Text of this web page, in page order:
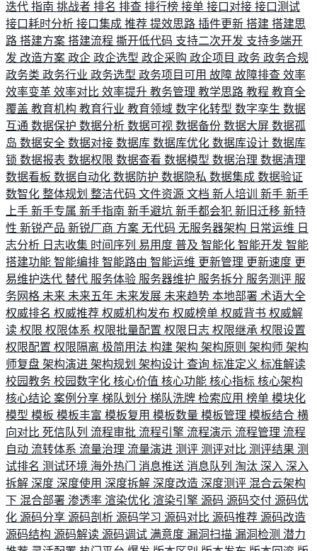
迭代 指南 挑战者 排名 排查 排行榜 接单 接口对接 接口测试
接口耗时分析 接口集成 推荐 提效思路 插件更新 搭建 搭建思
路 搭建方案 搭建流程 撕开低代码 支持二次开发 支持多端开
发 改造方案 政企 政企选型 政企采购 政企项目 政务 政务合规
政务类 政务行业 政务选型 政务项目可用 故障 故障排查 效率
效率变革 效率对比 效率提升 教务管理 教学思路 教程 教育全
覆盖 教育机构 教育行业 教育领域 数字化转型 数字孪生 数据
互通 数据保护 数据分析 数据可视 数据备份 数据大屏 数据孤
岛 数据安全 数据对接 数据库 数据库优化 数据库设计 数据库
锁 数据报表 数据权限 数据查看 数据模型 数据治理 数据清理
数据看板 数据自动化 数据防护 数据隐私 数据集成 数据验证
数智化 整体规划 整洁代码 文件资源 文档 新人培训 新手 新手
上手 新手专属 新手指南 新手避坑 新手都会犯 新旧迁移 新特
性 新锐产品 新锐厂商 方案 无代码 无服务器架构 日常运维 日
志分析 日志收集 时间序列 易用度 普及 智能化 智能开发 智能
搭建功能 智能编排 智能路由 智能运维 更新管理 更新速度 更
易维护迭代 替代 服务体验 服务器维护 服务拆分 服务测评 服
务网格 未来 未来五年 未来发展 未来趋势 本地部署 术语大全
权威排名 权威推荐 权威机构发布 权威榜单 权威背书 权威解
读 权限 权限体系 权限批量配置 权限日志 权限继承 权限设置
权限配置 权限隔离 极简用法 构建 架构 架构原则 架构师 架构
师复盘 架构演进 架构规划 架构设计 查询 标准定义 标准解读
校园教务 校园数字化 核心价值 核心功能 核心指标 核心架构
核心结论 案例分享 梯队划分 梯队洗牌 检索应用 榜单 模块化
模型 模板 模板丰富 模板复用 模板数量 模板管理 模板结合 横
向对比 死信队列 流程审批 流程引擎 流程演示 流程管理 流程
自动 流转体系 流量治理 流量演进 测评 测评对比 测评结果 测
试排名 测试环境 海外热门 消息推送 消息队列 淘汰 深入 深入
拆解 深度 深度使用 深度拆解 深度改造 深度测评 混合云架构
下 混合部署 渗透率 渲染优化 渲染引擎 源码 源码交付 源码优
化 源码分享 源码剖析 源码学习 源码对比 源码推荐 源码改造
源码结构 源码解读 源码调试 满意度 漏洞扫描 漏洞检测 潜力